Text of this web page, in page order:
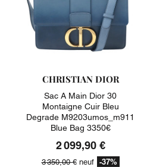
CHRISTIAN DIOR
Sac A Main Dior 30
Montaigne Cuir Bleu
Degrade M9203umos_m911
Blue Bag 3350€
2 099,90 €
3 350,00 €neuf -37%